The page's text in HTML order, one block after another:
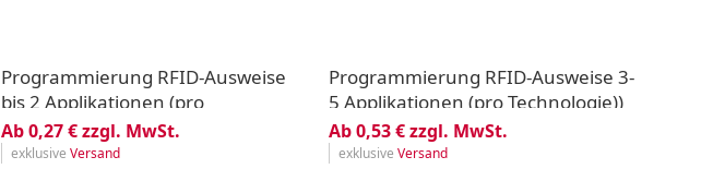
Programmierung RFID-Ausweise
bis 2 Applikationen (pro
Technologie)
Ab 0,27 € zzgl. MwSt.
exklusive Versand
Programmierung RFID-Ausweise 3-
5 Applikationen (pro Technologie))
Ab 0,53 € zzgl. MwSt.
exklusive Versand